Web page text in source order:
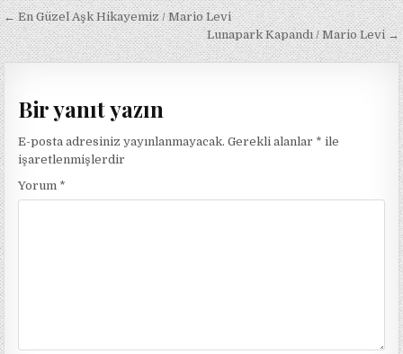
Yazı
gezinmesi
← En Güzel Aşk Hikayemiz / Mario Levi
Lunapark Kapandı / Mario Levi →
Bir yanıt yazın
E-posta adresiniz yayınlanmayacak. Gerekli alanlar * ile
işaretlenmişlerdir
Yorum *